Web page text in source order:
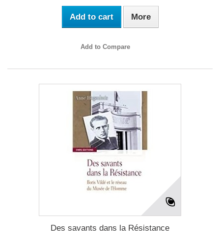
Add to cart More
Add to Compare
Des savants dans la Résistance